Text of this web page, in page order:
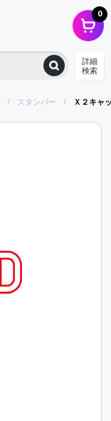
0
詳細
検索
スタンパー Ｘ２キャ